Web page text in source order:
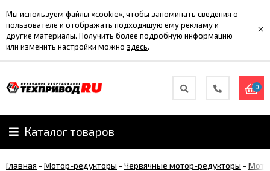
Мы используем файлы «cookie», чтобы запоминать сведения о
пользователе и отображать подходящую ему рекламу и
другие материалы. Получить более подробную информацию
или изменить настройки можно здесь.
×
0
Каталог товаров
Главная -Мотор-редукторы -Червячные мотор-редукторы -